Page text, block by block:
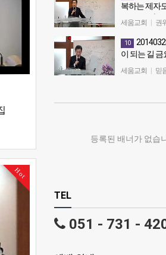
Hot
복하는 제자
자도",눅
세움교회 권
10
이 되는 길
20140328 온전
세움교회 믿
등록된 배너가 없습
TEL
051 - 731 -